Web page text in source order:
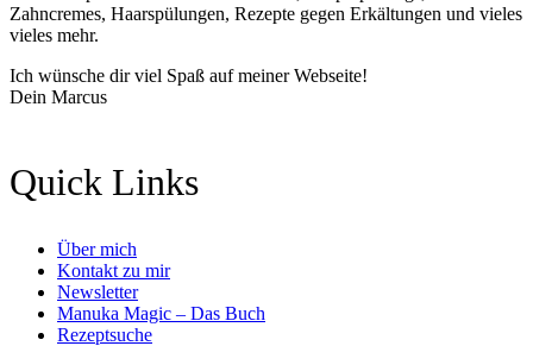
Zahncremes, Haarspülungen, Rezepte gegen Erkältungen und vieles
vieles mehr.
Ich wünsche dir viel Spaß auf meiner Webseite!
Dein Marcus
Quick Links
Über mich
Kontakt zu mir
Newsletter
Manuka Magic – Das Buch
Rezeptsuche